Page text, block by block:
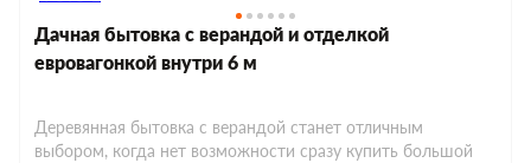
Дачная бытовка с верандой и отделкой
евровагонкой внутри 6 м
Деревянная бытовка с верандой станет отличным
выбором, когда нет возможности сразу купить большой